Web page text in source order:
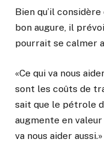
Bien qu’il
bon augure, il
pourrait se calmer
«Ce qui va nous
sont les coûts de
sait que le pétrole
augmente en
va nous aider aussi.»